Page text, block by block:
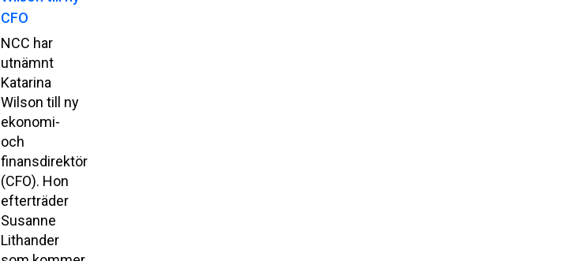
CFO
NCC har
utnämnt
Katarina
Wilson till ny
ekonomi-
och
finansdirektör
(CFO). Hon
efterträder
Susanne
Lithander